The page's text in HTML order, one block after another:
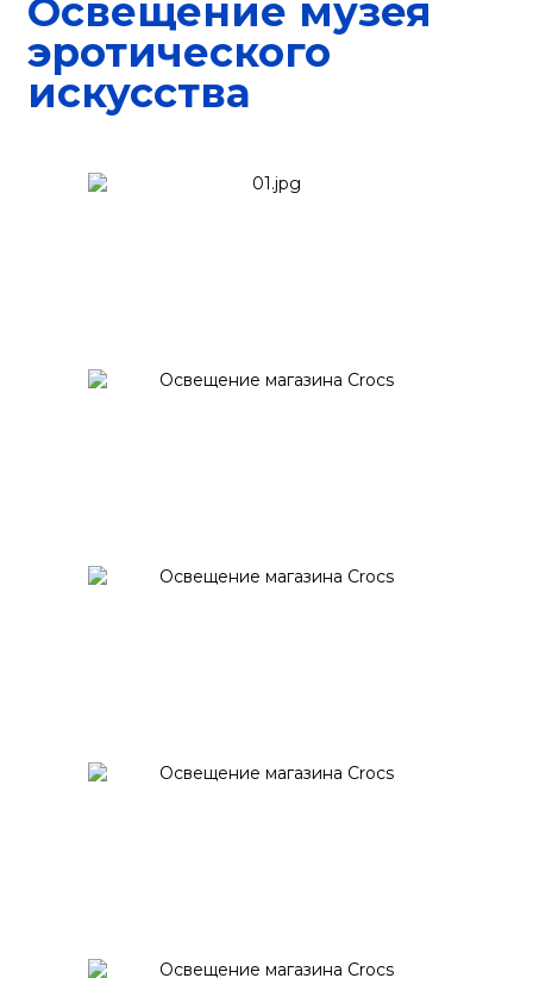
Освещение музея
эротического
искусства